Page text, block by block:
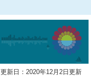
更新日：2020年12月2日更新